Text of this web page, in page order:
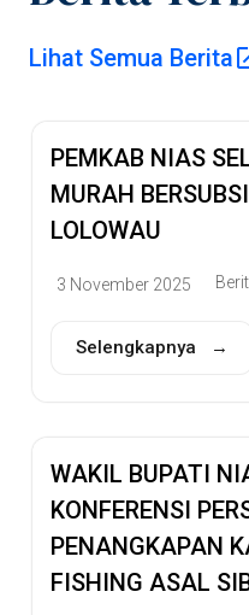
Pusat
Lihat Semua Berita
PEMKAB NIAS
MURAH
LOLOWAU
3 November 2025
Selengkapnya →
WAKIL BUPATI
KONFERENSI
PENANGKAPAN
FISHING ASAL